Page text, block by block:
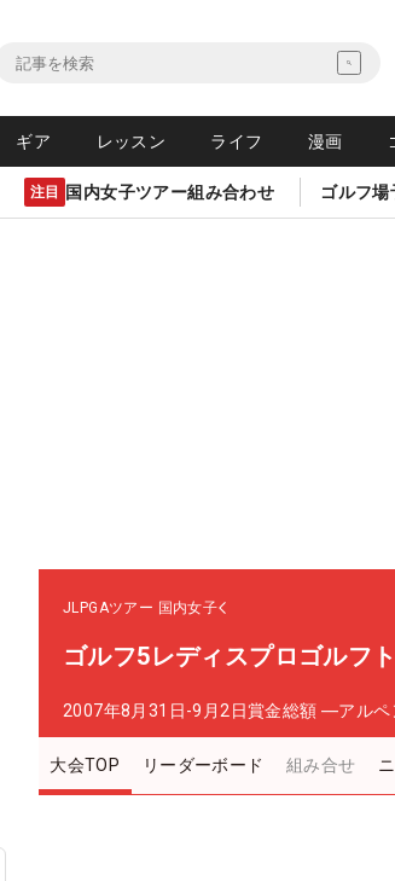
ギア レッスン ライフ 漫画
注目 国内女子ツアー組み合わせ ゴルフ
JLPGAツアー 国内女子
ゴルフ5レディスプロゴルフ
2007年8月31日-9月2日賞金総額 ―アルペ
大会TOP リーダーボード 組み合せ